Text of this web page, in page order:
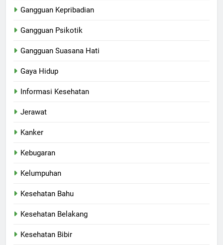
Gangguan Kepribadian
Gangguan Psikotik
Gangguan Suasana Hati
Gaya Hidup
Informasi Kesehatan
Jerawat
Kanker
Kebugaran
Kelumpuhan
Kesehatan Bahu
Kesehatan Belakang
Kesehatan Bibir